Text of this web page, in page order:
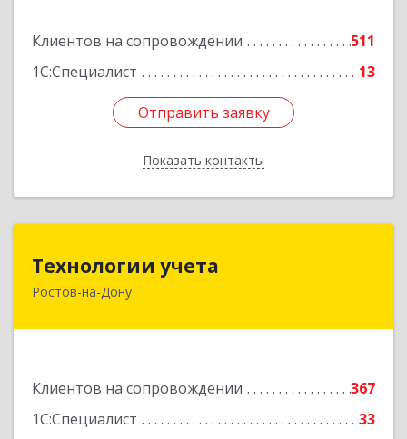
Клиентов на сопровождении
511
1С:Специалист
13
Отправить заявку
Показать контакты
Подробнее
Отправить заявку
Назад
Технологии учета
Ростов-на-Дону
Клиентов на сопровождении
367
1С:Специалист
33
344064, Ростовская обл, Ростов-на-Дону г,